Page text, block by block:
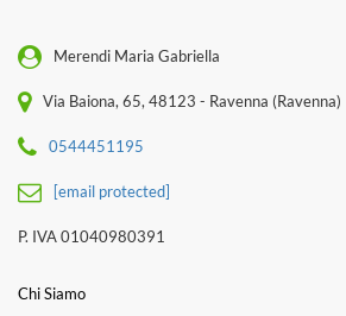
Merendi Maria Gabriella
Via Baiona, 65, 48123 - Ravenna (Ravenna)
0544451195
[email protected]
P. IVA 01040980391
Chi Siamo